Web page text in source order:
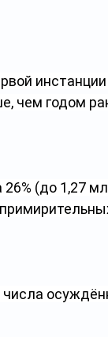
чем годом
26% (до 1,27